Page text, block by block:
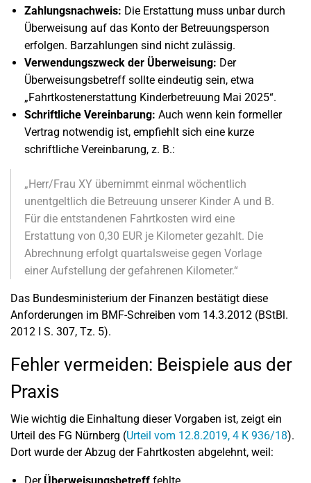
Zahlungsnachweis: Die Erstattung muss unbar durch
Überweisung auf das Konto der Betreuungsperson
erfolgen. Barzahlungen sind nicht zulässig.
Verwendungszweck der Überweisung: Der
Überweisungsbetreff sollte eindeutig sein, etwa
„Fahrtkostenerstattung Kinderbetreuung Mai 2025“.
Schriftliche Vereinbarung: Auch wenn kein formeller
Vertrag notwendig ist, empfiehlt sich eine kurze
schriftliche Vereinbarung, z. B.:
„Herr/Frau XY übernimmt einmal wöchentlich
unentgeltlich die Betreuung unserer Kinder A und B.
Für die entstandenen Fahrtkosten wird eine
Erstattung von 0,30 EUR je Kilometer gezahlt. Die
Abrechnung erfolgt quartalsweise gegen Vorlage
einer Aufstellung der gefahrenen Kilometer.“
Das Bundesministerium der Finanzen bestätigt diese
Anforderungen im BMF-Schreiben vom 14.3.2012 (BStBl.
2012 I S. 307, Tz. 5).
Fehler vermeiden: Beispiele aus der
Praxis
Wie wichtig die Einhaltung dieser Vorgaben ist, zeigt ein
Urteil des FG Nürnberg (Urteil vom 12.8.2019, 4 K 936/18).
Dort wurde der Abzug der Fahrtkosten abgelehnt, weil: